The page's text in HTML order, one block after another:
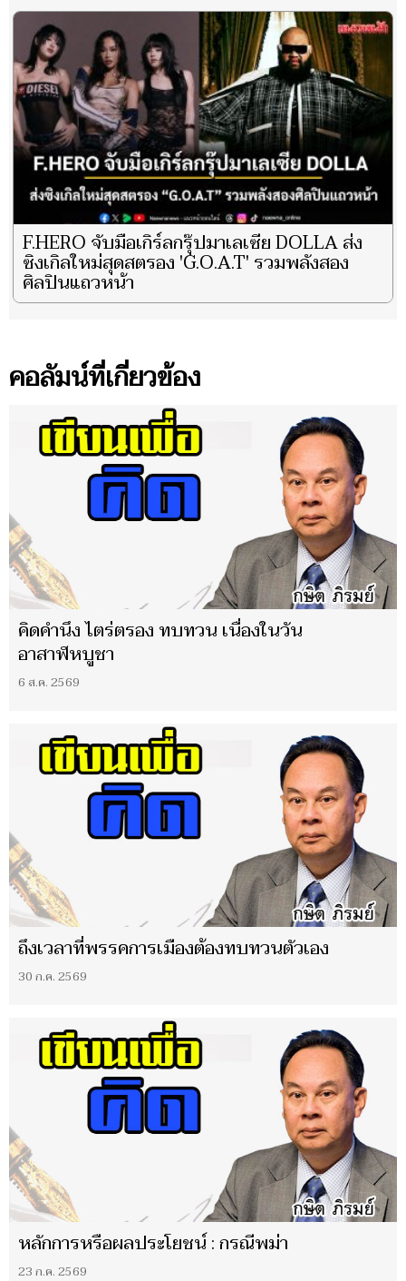
F.HERO จับมือเกิร์ลกรุ๊ปมาเลเซีย DOLLA ส่ง
ซิงเกิลใหม่สุดสตรอง 'G.O.A.T' รวมพลังสอง
ศิลปินแถวหน้า
คอลัมน์ที่เกี่ยวข้อง
คิดคำนึง ไตร่ตรอง ทบทวน เนื่องในวัน
อาสาฬหบูชา
6 ส.ค. 2569
ถึงเวลาที่พรรคการเมืองต้องทบทวนตัวเอง
30 ก.ค. 2569
หลักการหรือผลประโยชน์ : กรณีพม่า
23 ก.ค. 2569